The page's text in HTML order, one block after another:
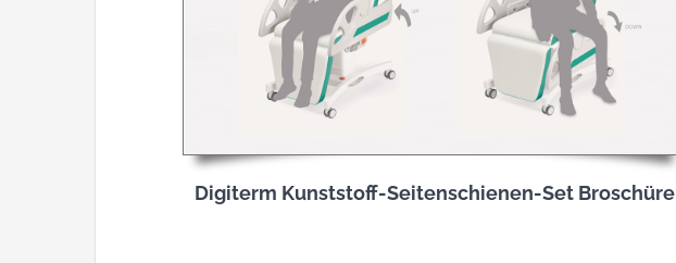
Digiterm Kunststoff-Seitenschienen-Set Broschüre